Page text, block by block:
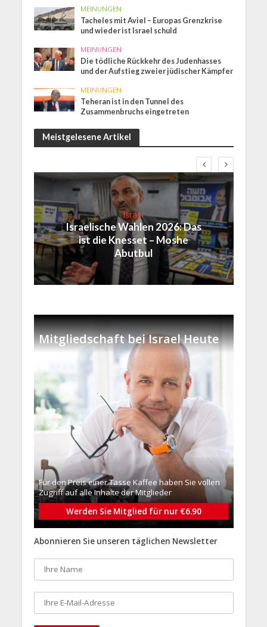
MEINUNGEN
Tacheles mit Aviel – Europas Grenzkrise
und wieder ist Israel schuld
MEINUNGEN
Die tödliche Rückkehr des Judenhasses
und der Aufstieg zweier jüdischer Kämpfer
MEINUNGEN
Teheran ist in den Tunnel des
Zusammenbruchs eingetreten
Meistgelesene Artikel
Israel
Israelische Wahlen 2026: Das
ist die Knesset – Moshe
Abutbul
Mitgliedschaft bei Israel Heute
Für den Preis einer Tasse Kaffee haben Sie vollen
Zugriff auf alle Inhalte der Mitglieder
Werden Sie Mitglied für nur €6.90
Abonnieren Sie unseren täglichen Newsletter